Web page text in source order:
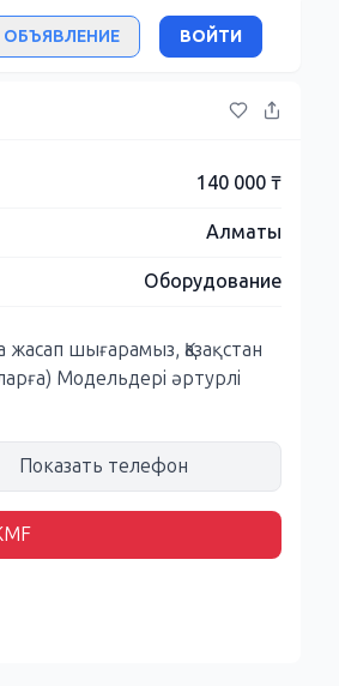
ВОЙТИ
140 000 ₸
Алматы
Оборудование
шығарамыз, Қазақстан
Модельдері әртурлі
Показать телефон